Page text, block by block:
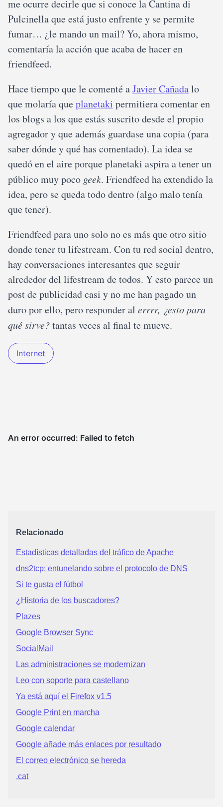
me ocurre decirle que si conoce la Cantina di
Pulcinella que está justo enfrente y se permite
fumar… ¿le mando un mail? Yo, ahora mismo,
comentaría la acción que acaba de hacer en
friendfeed.
Hace tiempo que le comenté aJavier Cañadalo
que molaría queplanetaki permitiera comentar en
los blogs a los que estás suscrito desde el propio
agregador y que además guardase una copia (para
saber dónde y qué has comentado). La idea se
quedó en el aire porque planetaki aspira a tener un
público muy poco geek. Friendfeed ha extendido la
idea, pero se queda todo dentro (algo malo tenía
que tener).
Friendfeed para uno solo no es más que otro sitio
donde tener tu lifestream. Con tu red social dentro,
hay conversaciones interesantes que seguir
alrededor del lifestream de todos. Y esto parece un
post de publicidad casi y no me han pagado un
duro por ello, pero responder al errrr, ¿esto para
qué sirve?tantas veces al final te mueve.
Internet
Relacionado
Estadísticas detalladas del tráfico de Apache
dns2tcp: entunelando sobre el protocolo de DNS
Si te gusta el fútbol
¿Historia de los buscadores?
Plazes
Google Browser Sync
SocialMail
Las administraciones se modernizan
Leo con soporte para castellano
Ya está aquí el Firefox v1.5
Google Print en marcha
Google calendar
Google añade más enlaces por resultado
El correo electrónico se hereda
.cat